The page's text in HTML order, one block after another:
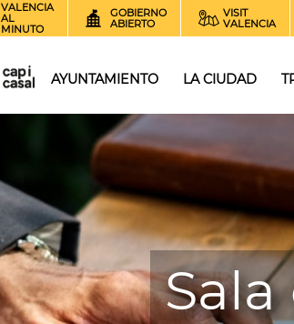
VALENCIA
AL
MINUTO
GOBIERNO
ABIERTO
VISIT
VALENCIA
AYUNTAMIENTO LA CIUDAD